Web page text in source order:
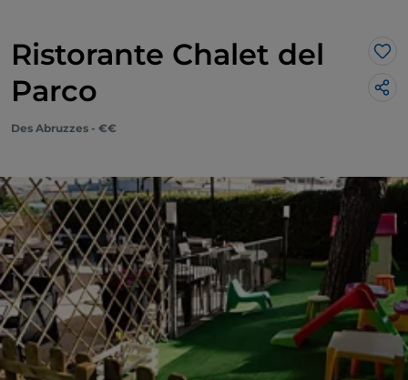
Ristorante Chalet del
Parco
Des Abruzzes - €€